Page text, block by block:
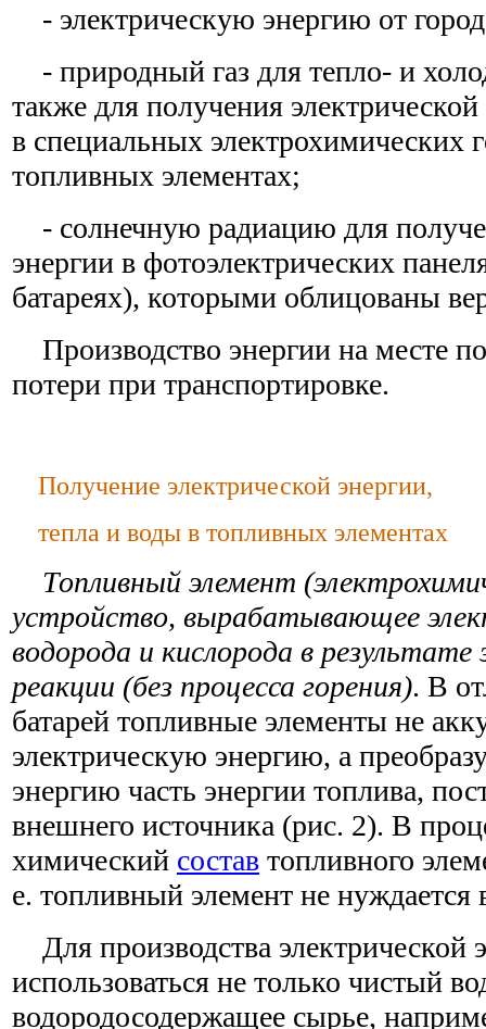
- электрическую энергию от
- природный газ для тепло- и
также для получения
в специальных электрохимических
топливных элементах;
- солнечную радиацию для
энергии в фотоэлектрических
батареях), которыми облицованы
Производство энергии на месте
потери при транспортировке.
Получение электрической энергии,
тепла и воды в топливных элементах
Топливный элемент
устройство, вырабатывающее
водорода и кислорода в результате
реакции (без процесса горения). В
батарей топливные элементы не
электрическую энергию, а
энергию часть энергии топлива,
внешнего источника (рис. 2). В
химический состав топливного
е. топливный элемент не нуждается
Для производства электрической
использоваться не только чистый
водородосодержащее сырье,